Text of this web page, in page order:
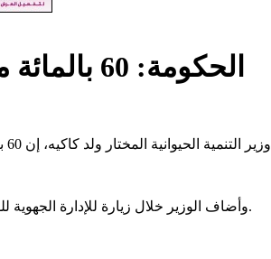
الحكومة: 60 بالمائة من الإبل في نواذيبو خارج الدورة الاقتصادية
وأضاف الوزير خلال زيارة للإدارة الجهوية للوزارة في نواذيبو، الاثنين، أن 40 بالمائة من الإبل في الولاية توجد في الأوساط الحضرية.